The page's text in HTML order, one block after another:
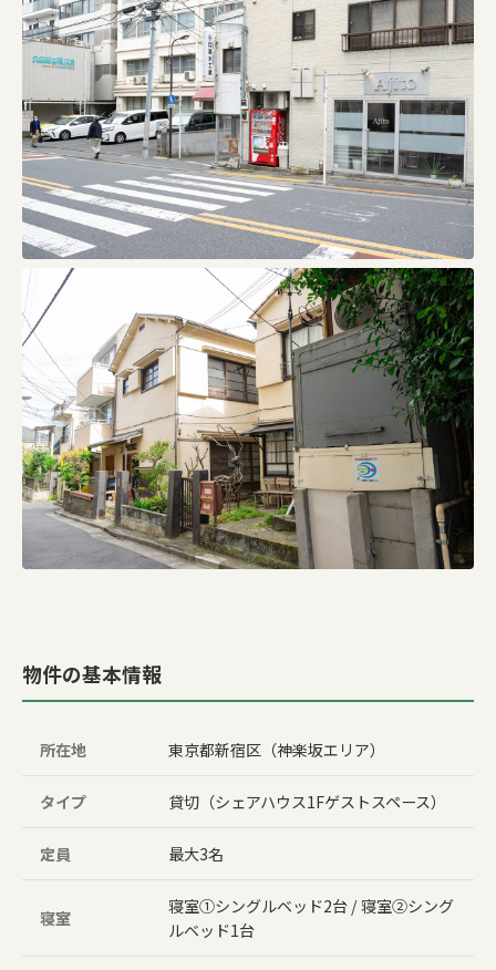
物件の基本情報
所在地 東京都新宿区（神楽坂エリア）
タイプ 貸切（シェアハウス1Fゲストスペース）
定員 最大3名
寝室
寝室①シングルベッド2台 / 寝室②シング
ルベッド1台